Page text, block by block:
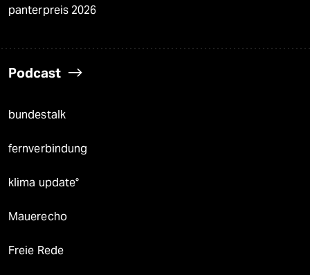
panterpreis 2026
Podcast
bundestalk
fernverbindung
klima update°
Mauerecho
Freie Rede